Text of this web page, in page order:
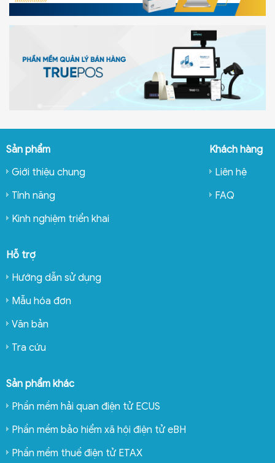
Sản phẩm
Giới thiệu chung
Tính năng
Kinh nghiệm triển khai
Khách hàng
Liên hệ
FAQ
Hỗ trợ
Hướng dẫn sử dụng
Mẫu hóa đơn
Văn bản
Tra cứu
Sản phẩm khác
Phần mềm hải quan điện tử ECUS
Phần mềm bảo hiểm xã hội điện tử eBH
Phần mềm thuế điện tử ETAX